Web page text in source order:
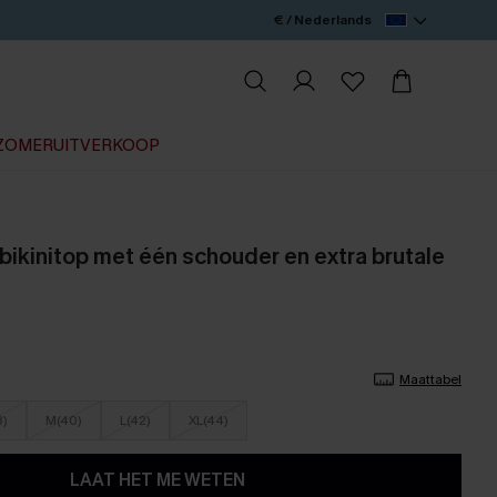
€ / Nederlands
met één schouder en extra brutale
Maattabel
M(40) L(42) XL(44)
LAAT HET ME WETEN